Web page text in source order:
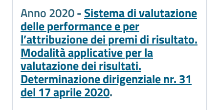
Internazionalizzazione
delle
Imprese
Chi
Anno 2020-Sistema di valutazione
delle performance e per
l’attribuzione dei premi di risultato.
Modalità applicative per la
valutazione dei risultati.
Determinazione dirigenziale nr. 31
del 17 aprile 2020.